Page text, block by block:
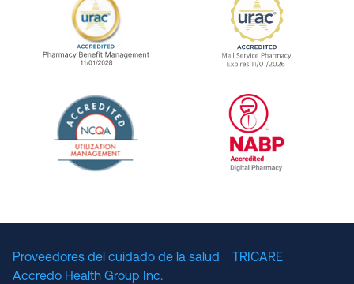
URAC Accredited Pharmacy Benefit
URAC
Proveedores del cuidado de la salud
TRICARE
Accredo Health Group Inc.